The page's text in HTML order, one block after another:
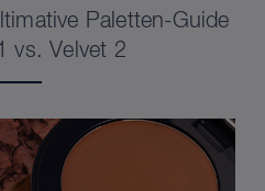
Paletten-Guide
vs. Velvet 2